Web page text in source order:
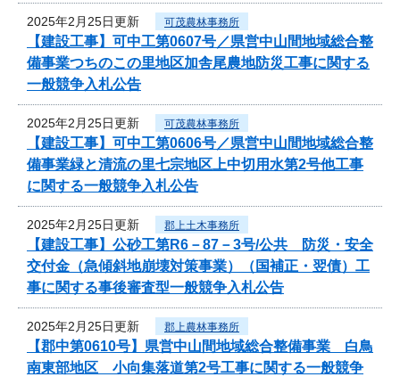
2025年2月25日更新 可茂農林事務所
【建設工事】可中工第0607号／県営中山間地域総合整
備事業つちのこの里地区加舎尾農地防災工事に関する
一般競争入札公告
2025年2月25日更新 可茂農林事務所
【建設工事】可中工第0606号／県営中山間地域総合整
備事業緑と清流の里七宗地区上中切用水第2号他工事
に関する一般競争入札公告
2025年2月25日更新 郡上土木事務所
【建設工事】公砂工第R6－87－3号/公共 防災・安全
交付金（急傾斜地崩壊対策事業）（国補正・翌債）工
事に関する事後審査型一般競争入札公告
2025年2月25日更新 郡上農林事務所
【郡中第0610号】県営中山間地域総合整備事業 白鳥
南東部地区 小向集落道第2号工事に関する一般競争